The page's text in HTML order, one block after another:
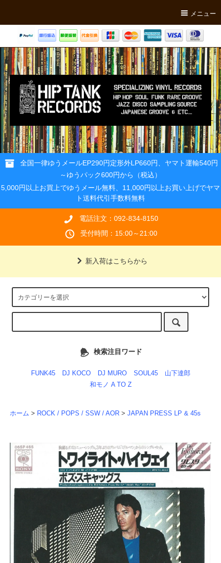
メニュー
全国一律ゆうメールEP290円定形外LP660円、ヤマト運輸540円
～ゆうパック600円から（税込）
5,000円以上お買上でゆうメール無料、11,000円以上お買い上げでヤマ
ト送料代引手数料無料
電話注文：092-834-8150
受付時間：15:00～21:00
新入荷はこちらから
検索注目ワード
FUNK45 DJ KOCO DJ MURO SOUL45
山下達郎
和モノ A TO Z
ホーム > ROCK / POPS / SSW / AOR > JAPAN PRESS LP & 45s